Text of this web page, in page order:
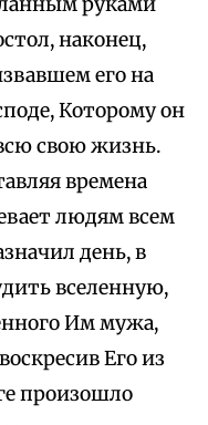
наконец,
его на
Которому он
свою жизнь.
времена
людям всем
день, в
вселенную,
Им мужа,
Его из
произошло